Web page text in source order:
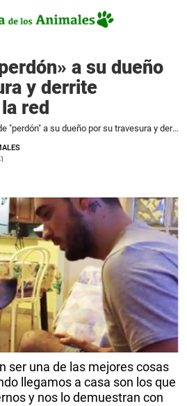
a su dueño
y derrite
red
Perrito pide "perdón" a su dueño por su travesura y derrite corazones en la red
ser una de las mejores cosas
llegamos a casa son los que
y nos lo demuestran con